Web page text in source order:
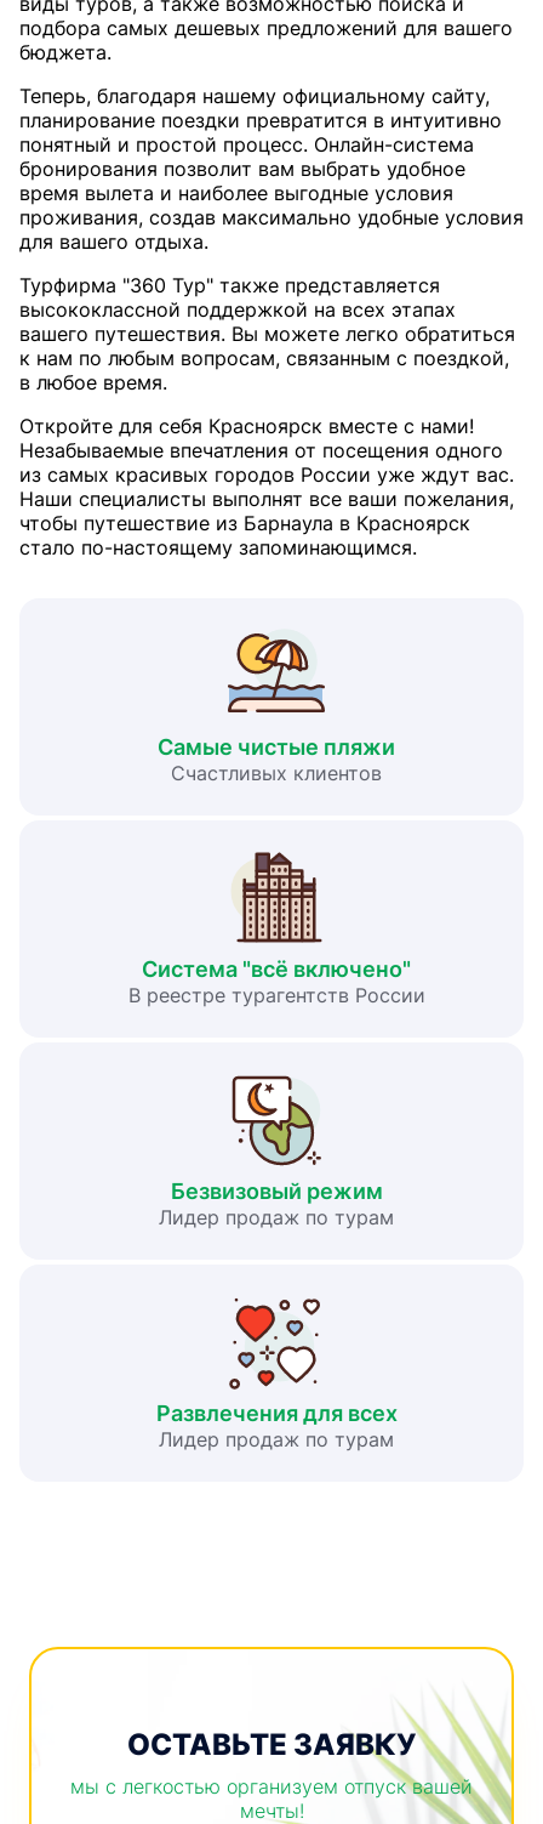
подбора самых дешевых предложений для вашего
бюджета.
Теперь, благодаря нашему официальному сайту,
планирование поездки превратится в интуитивно
понятный и простой процесс. Онлайн-система
бронирования позволит вам выбрать удобное
время вылета и наиболее выгодные условия
проживания, создав максимально удобные условия
для вашего отдыха.
Турфирма "360 Тур" также представляется
высококлассной поддержкой на всех этапах
вашего путешествия. Вы можете легко обратиться
к нам по любым вопросам, связанным с поездкой,
в любое время.
Откройте для себя Красноярск вместе с нами!
Незабываемые впечатления от посещения одного
из самых красивых городов России уже ждут вас.
Наши специалисты выполнят все ваши пожелания,
чтобы путешествие из Барнаула в Красноярск
стало по-настоящему запоминающимся.
Самые чистые пляжи
Счастливых клиентов
Система "всё включено"
В реестре турагентств России
Безвизовый режим
Лидер продаж по турам
Развлечения для всех
Лидер продаж по турам
ОСТАВЬТЕ ЗАЯВКУ
мы с легкостью организуем отпуск вашей
мечты!